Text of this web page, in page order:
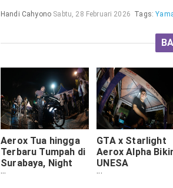
Handi Cahyono Sabtu, 28 Februari 2026 Tags:
Aerox Tua hingga
Terbaru Tumpah di
Surabaya, Night
Ride & Party
GTA x Starlight
Aerox Alpha
UNESA
Bergemuruh!